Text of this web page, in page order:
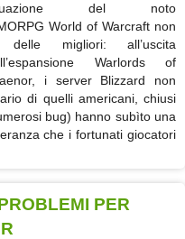
del noto
World of Warcraft non
migliori: all’uscita
Warlords of
i server Blizzard non
di quelli americani, chiusi
bug) hanno subìto una
che i fortunati giocatori
PER